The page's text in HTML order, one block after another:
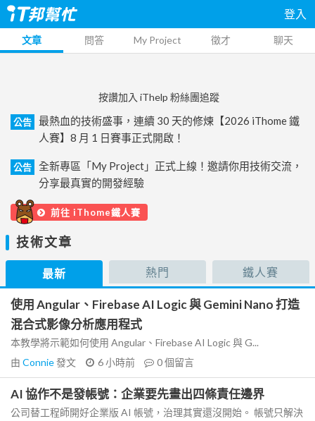
登入
文章 問答 My Project 徵才 聊天
按讚加入 iThelp 粉絲團追蹤
公告
最熱血的技術盛事，連續 30 天的修煉【2026 iThome 鐵
人賽】8 月 1 日賽事正式開啟！
公告
全新專區「My Project」正式上線！邀請你用技術交流，
分享最真實的開發經驗
前往 iThome鐵人賽
技術文章
最新 熱門 鐵人賽
使用 Angular、Firebase AI Logic 與 Gemini Nano 打造
混合式影像分析應用程式
本教學將示範如何使用 Angular、Firebase AI Logic 與 G...
由 Connie發文 6 小時前 0個留言
AI 協作不是發帳號：企業要先畫出四條責任邊界
公司替工程師開好企業版 AI 帳號，治理其實還沒開始。 帳號只解決